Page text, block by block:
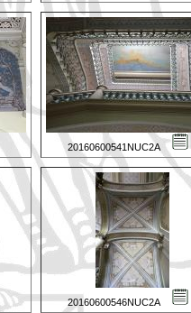
20160600541NUC2A
20160600546NUC2A